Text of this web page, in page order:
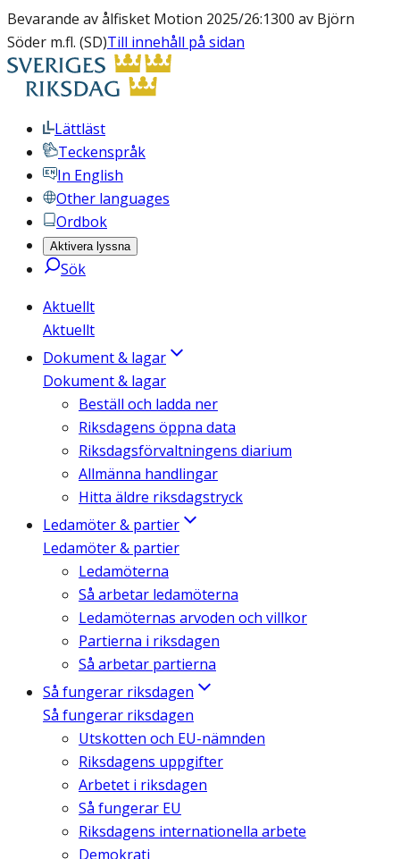
Bevarande av ålfisket Motion 2025/26:1300 av Björn
Söder m.fl. (SD)Till innehåll på sidan
Lättläst
Teckenspråk
In English
Other languages
Ordbok
Aktivera lyssna
Sök
Aktuellt
Aktuellt
Dokument & lagar
Dokument & lagar
Beställ och ladda ner
Riksdagens öppna data
Riksdagsförvaltningens diarium
Allmänna handlingar
Hitta äldre riksdagstryck
Ledamöter & partier
Ledamöter & partier
Ledamöterna
Så arbetar ledamöterna
Ledamöternas arvoden och villkor
Partierna i riksdagen
Så arbetar partierna
Så fungerar riksdagen
Så fungerar riksdagen
Utskotten och EU-nämnden
Riksdagens uppgifter
Arbetet i riksdagen
Så fungerar EU
Riksdagens internationella arbete
Demokrati